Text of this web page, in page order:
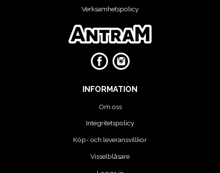
VÄSKOR OCH BOXAR
Verksamhetspolicy
INFORMATION
Om oss
Integritetspolicy
Köp- och leveransvillkor
Visselblåsare